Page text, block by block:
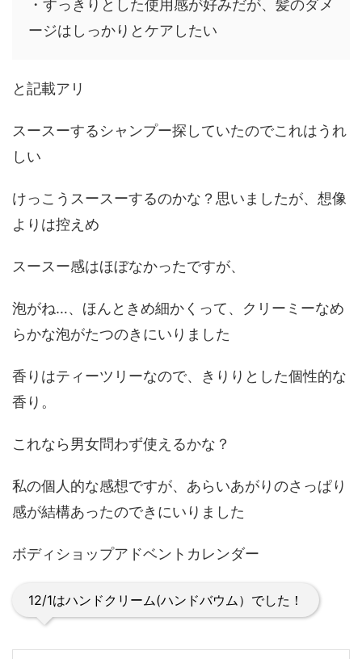
・すっきりとした使用感が好みだが、髪のダメ
ージはしっかりとケアしたい
と記載アリ
スースーするシャンプー探していたのでこれはうれ
しい
けっこうスースーするのかな？思いましたが、想像
よりは控えめ
スースー感はほぼなかったですが、
泡がね…、ほんときめ細かくって、クリーミーなめ
らかな泡がたつのきにいりました
香りはティーツリーなので、きりりとした個性的な
香り。
これなら男女問わず使えるかな？
私の個人的な感想ですが、あらいあがりのさっぱり
感が結構あったのできにいりました
ボディショップアドベントカレンダー
12/1はハンドクリーム(ハンドバウム）でした！